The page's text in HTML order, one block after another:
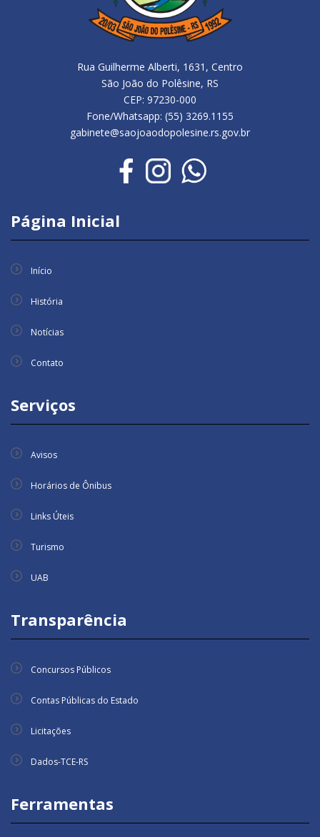
Rua Guilherme Alberti, 1631, Centro
São João do Polêsine, RS
CEP: 97230-000
Fone/Whatsapp: (55) 3269.1155
gabinete@saojoaodopolesine.rs.gov.br
Página Inicial
Início
História
Notícias
Contato
Serviços
Avisos
Horários de Ônibus
Links Úteis
Turismo
UAB
Transparência
Concursos Públicos
Contas Públicas do Estado
Licitações
Dados-TCE-RS
Ferramentas